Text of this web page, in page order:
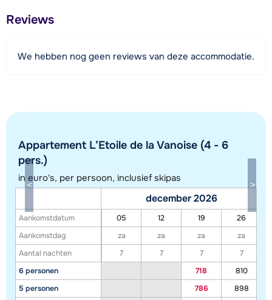
Afstand tot restaurant of bar
250 meter
400 meter
Bekijk kaart
Reviews
We hebben nog geen reviews van deze accommodatie.
Appartement L’Etoile de la Vanoise (4 - 6
pers.)
in euro's, per persoon, inclusief skipas
Aankomstdatum
Aankomstdag
Aantal nachten
6 personen
5 personen
december 2026
05 12 19
26
za
za za
za
7
7 7
7
718
810
786
898